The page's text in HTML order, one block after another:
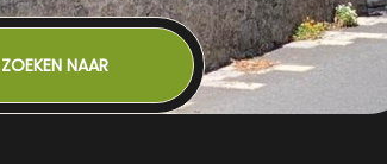
ZOEKEN NAAR